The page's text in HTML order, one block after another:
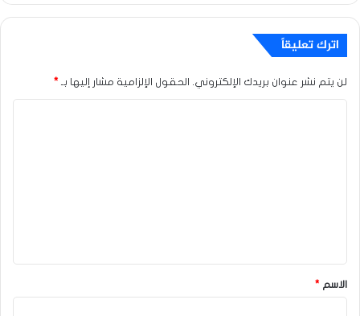
اترك تعليقاً
لن يتم نشر عنوان بريدك الإلكتروني. الحقول الإلزامية مشار إليها بـ *
*
الاسم *